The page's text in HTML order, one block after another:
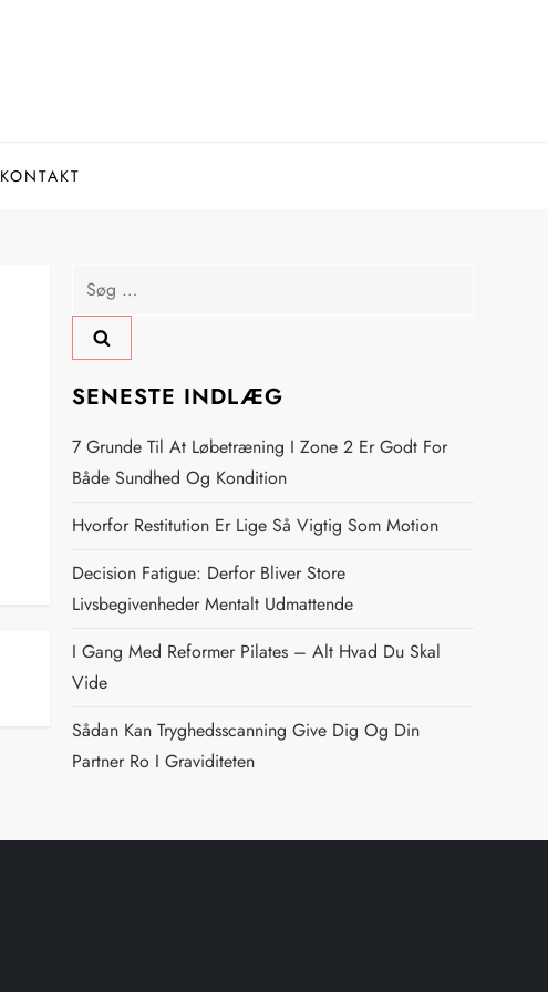
KONTAKT
Søg
efter:
SENESTE INDLÆG
7 Grunde Til At Løbetræning I Zone 2 Er Godt For
Både Sundhed Og Kondition
Hvorfor Restitution Er Lige Så Vigtig Som Motion
Decision Fatigue: Derfor Bliver Store
Livsbegivenheder Mentalt Udmattende
I Gang Med Reformer Pilates – Alt Hvad Du Skal
Vide
Sådan Kan Tryghedsscanning Give Dig Og Din
Partner Ro I Graviditeten